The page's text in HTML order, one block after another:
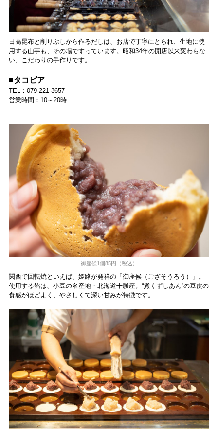
日高昆布と削りぶしから作るだしは、お店で丁寧にとられ、生地に使
用する山芋も、その場ですっています。昭和34年の開店以来変わらな
い、こだわりの手作りです。
■タコピア
TEL：079-221-3657
営業時間：10～20時
御座候1個85円（税込）
関西で回転焼といえば、姫路が発祥の「御座候（ござそうろう）」。
使用する餡は、小豆の名産地・北海道十勝産。“煮くずしあん”の豆皮の
食感がほどよく、やさしくて深い甘みが特徴です。